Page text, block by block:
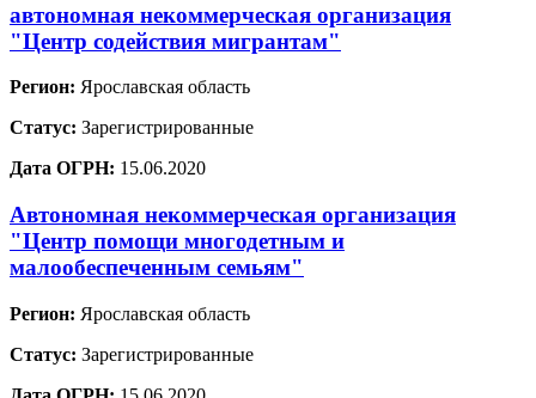
автономная некоммерческая организация
"Центр содействия мигрантам"
Регион: Ярославская область
Статус: Зарегистрированные
Дата ОГРН: 15.06.2020
Автономная некоммерческая организация
"Центр помощи многодетным и
малообеспеченным семьям"
Регион: Ярославская область
Статус: Зарегистрированные